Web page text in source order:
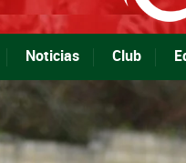
Noticias Club